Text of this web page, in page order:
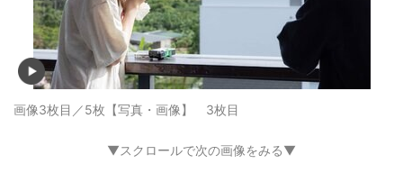
画像3枚目／5枚 【写真・画像】 3枚目
▼スクロールで次の画像をみる▼